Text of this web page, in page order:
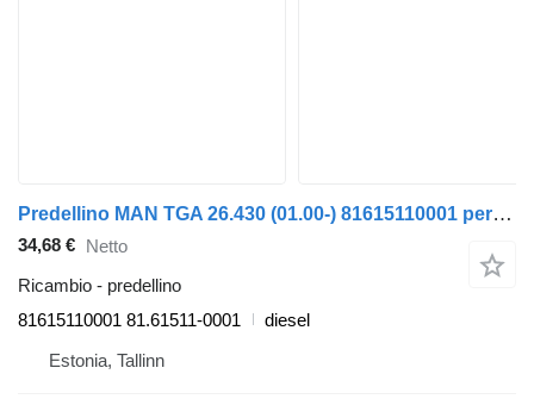
Predellino MAN TGA 26.430 (01.00-) 81615110001 per camion MAN 4-series, TGA (1993-2009)
34,68 € Netto
Ricambio - predellino
81615110001 81.61511-0001
diesel
Estonia, Tallinn